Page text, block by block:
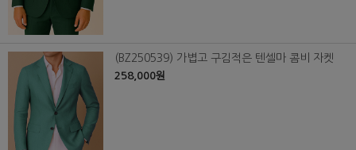
(BZ250539) 가볍고 구김적은 텐셀마 콤비 자켓
258,000원